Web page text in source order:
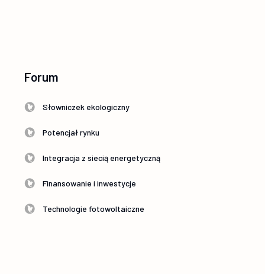
Forum
Słowniczek ekologiczny
Potencjał rynku
Integracja z siecią energetyczną
Finansowanie i inwestycje
Technologie fotowoltaiczne